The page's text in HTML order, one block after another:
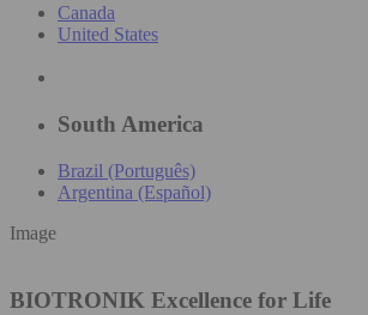
Canada
United States
South America
Brazil (Português)
Argentina (Español)
Image
BIOTRONIK Excellence for Life